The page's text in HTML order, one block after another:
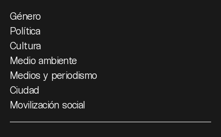
Género
Política
Cultura
Medio ambiente
Medios y periodismo
Ciudad
Movilización social